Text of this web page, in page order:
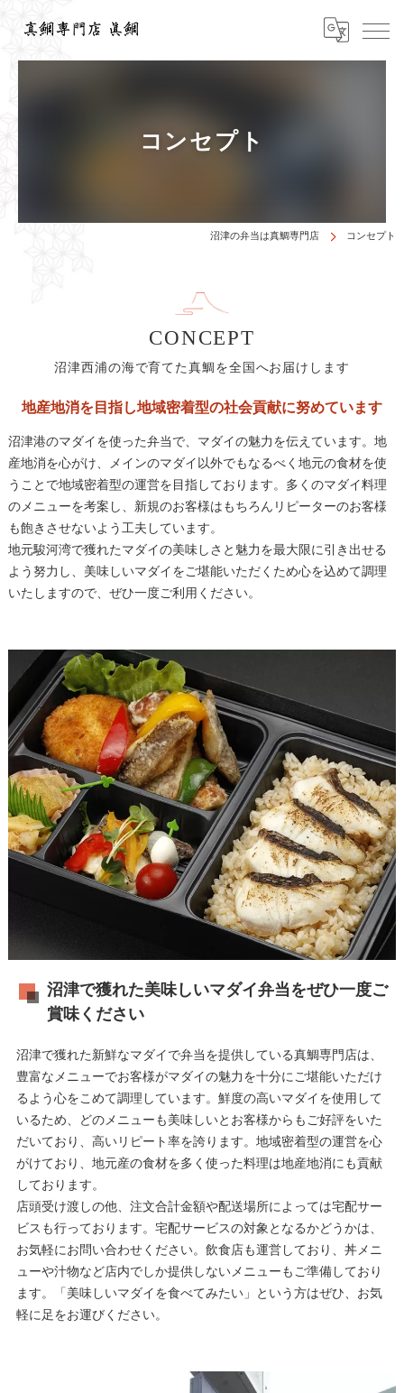
コンセプト
沼津の弁当は真鯛専門店 コンセプト
沼津西浦の海で育てた真鯛を全国へお届けします
CONCEPT
地産地消を目指し地域密着型の社会貢献に努めています
沼津港のマダイを使った弁当で、マダイの魅力を伝えています。地
産地消を心がけ、メインのマダイ以外でもなるべく地元の食材を使
うことで地域密着型の運営を目指しております。多くのマダイ料理
のメニューを考案し、新規のお客様はもちろんリピーターのお客様
も飽きさせないよう工夫しています。
地元駿河湾で獲れたマダイの美味しさと魅力を最大限に引き出せる
よう努力し、美味しいマダイをご堪能いただくため心を込めて調理
いたしますので、ぜひ一度ご利用ください。
沼津で獲れた美味しいマダイ弁当をぜひ一度ご
賞味ください
沼津で獲れた新鮮なマダイで弁当を提供している真鯛専門店は、
豊富なメニューでお客様がマダイの魅力を十分にご堪能いただけ
るよう心をこめて調理しています。鮮度の高いマダイを使用して
いるため、どのメニューも美味しいとお客様からもご好評をいた
だいており、高いリピート率を誇ります。地域密着型の運営を心
がけており、地元産の食材を多く使った料理は地産地消にも貢献
しております。
店頭受け渡しの他、注文合計金額や配送場所によっては宅配サー
ビスも行っております。宅配サービスの対象となるかどうかは、
お気軽にお問い合わせください。飲食店も運営しており、丼メニ
ューや汁物など店内でしか提供しないメニューもご準備しており
ます。「美味しいマダイを食べてみたい」という方はぜひ、お気
軽に足をお運びください。